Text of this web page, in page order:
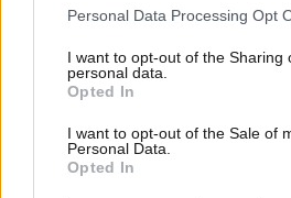
Please note that this website/app
not limited to your visit or usage
grant or deny consent to Google
use your data for below specified
consent section.
Personal Data Processing Opt
I want to opt-out of the Sharing
personal data.
Opted In
I want to opt-out of the Sale of
Personal Data.
Opted In